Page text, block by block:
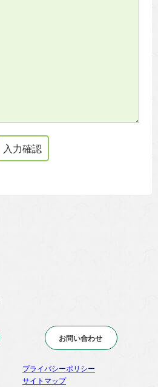
お問い合わせ
プライバシーポリシー
サイトマップ